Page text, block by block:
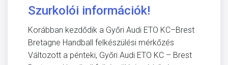
Szurkolói információk!
Korábban kezdődik a Győri Audi ETO KC–Brest
Bretagne Handball felkészülési mérkőzés
Változott a pénteki, Győri Audi ETO KC – Brest